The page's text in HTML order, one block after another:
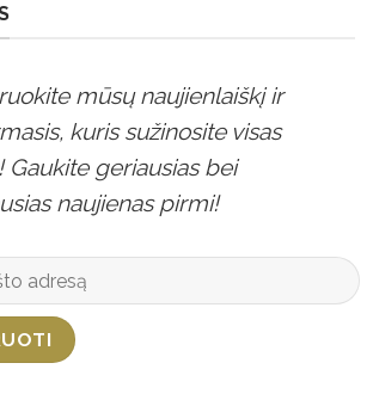
mūsų naujienlaiškį ir
kuris sužinosite visas
Gaukite geriausias bei
naujienas pirmi!